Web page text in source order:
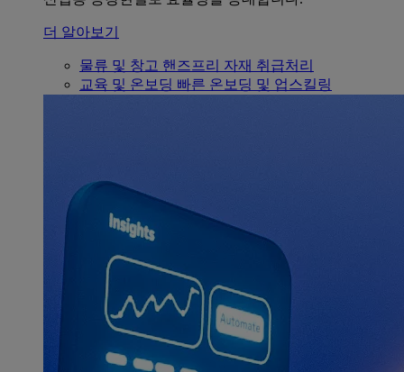
더 알아보기
물류 및 창고 핸즈프리 자재 취급처리
교육 및 온보딩 빠른 온보딩 및 업스킬링